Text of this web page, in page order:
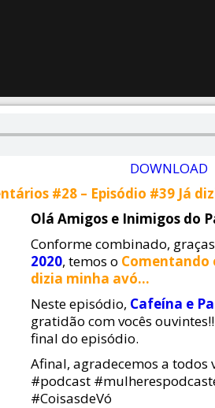
DOWNLOAD
#28 – Episódio #39 Já
Olá Amigos e Inimigos do
Conforme combinado,
2020, temos o Comentando
dizia minha avó…
Neste episódio, Cafeína e
gratidão com vocês
final do episódio.
Afinal, agradecemos a
#podcast
#CoisasdeVó